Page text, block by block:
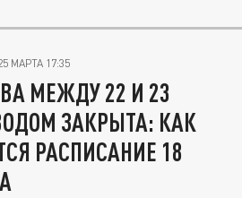
МАРТА 17:35
МЕЖДУ 22 И 23
ЗАКРЫТА: КАК
РАСПИСАНИЕ 18